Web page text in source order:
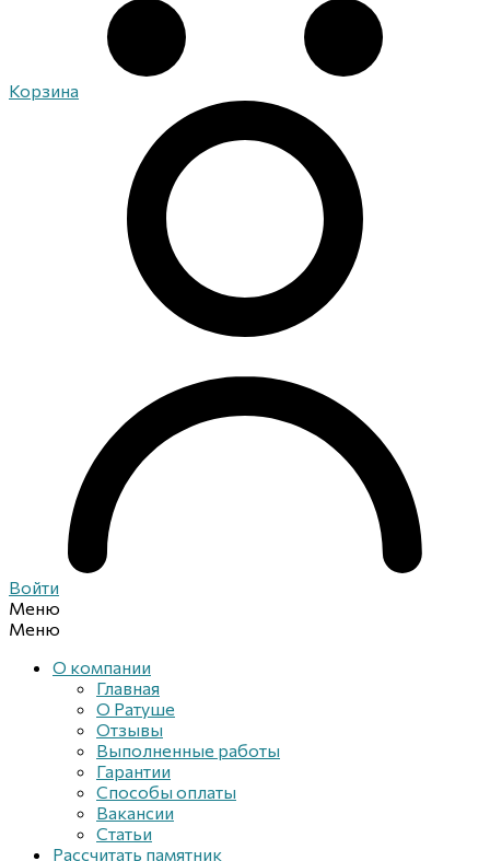
Корзина
Войти
Меню
Меню
О компании
Главная
О Ратуше
Отзывы
Выполненные работы
Гарантии
Способы оплаты
Вакансии
Статьи
Рассчитать памятник